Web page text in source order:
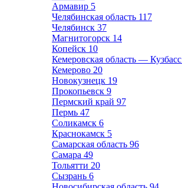
Армавир 5
Челябинская область 117
Челябинск 37
Магнитогорск 14
Копейск 10
Кемеровская область — Кузбасс
Кемерово 20
Новокузнецк 19
Прокопьевск 9
Пермский край 97
Пермь 47
Соликамск 6
Краснокамск 5
Самарская область 96
Самара 49
Тольятти 20
Сызрань 6